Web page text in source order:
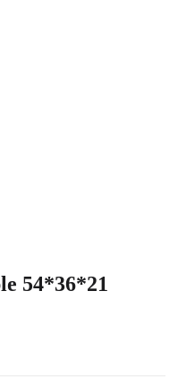
54*36*21